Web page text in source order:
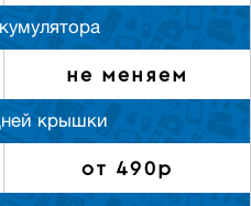
не меняем
крышки
от 490р